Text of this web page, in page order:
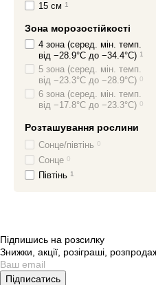
15 см 1
Зона морозостійкості
4 зона (серед. мін. темп.
від −28.9°C до −34.4°C) 1
5 зона (серед. мін. темп.
від −23.3°C до −28.9°C) 0
6 зона (серед. мін. темп.
від −17.8°C до −23.3°C) 0
Розташування рослини
Сонце/півтінь 0
Сонце 0
Півтінь 1
Підпишись на розсилку
Знижки, акції, розіграші,
Підписатись